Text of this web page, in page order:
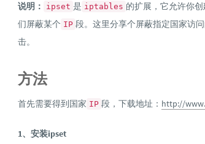
说明： ipset 是 iptables 的扩展，它允许你
们屏蔽某个 IP 段。这里分享个屏蔽指定国家访
击。
方法
首先需要得到国家 IP 段，下载地址： http://
1、安装ipset